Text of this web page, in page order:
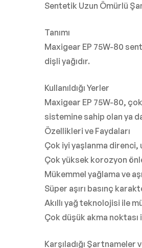
Sentetik Uzun Ömürlü
Tanımı
Maxigear EP 75W-80
dişli yağıdır.
Kullanıldığı Yerler
Maxigear EP 75W-80,
sistemine sahip olan ya
Özellikleri ve Faydaları
Çok iyi yaşlanma direnci,
Çok yüksek korozyon
Mükemmel yağlama ve
Süper aşırı basınç
Akıllı yağ teknolojisi ile
Çok düşük akma noktası
Karşıladığı Şartnameler